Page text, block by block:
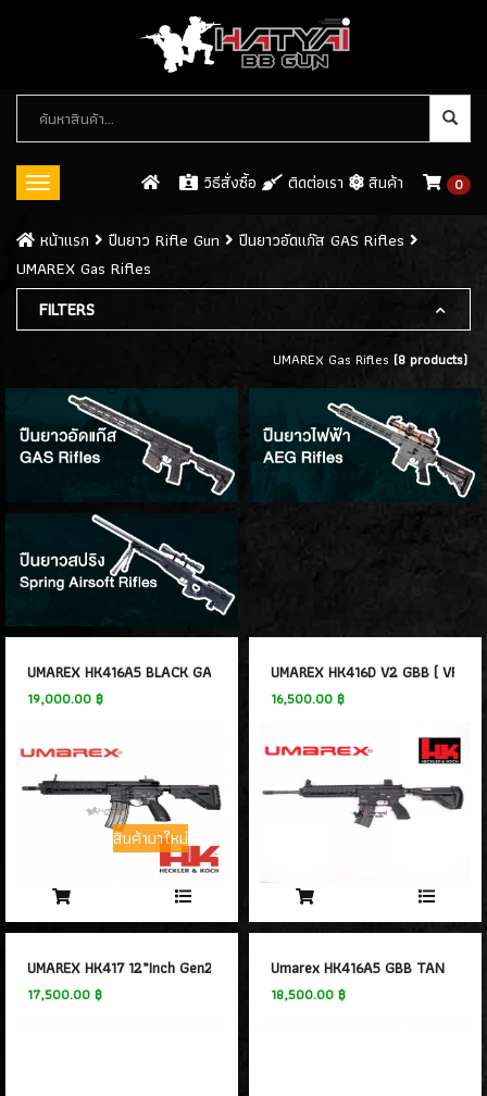
Toggle
วิธีสั่งซื้อ ติดต่อเรา สินค้า 0
หมวด
หมู่
สินค้า
ปืนบีบีกัน (BB GUN)
ปืนสั้นอัดแก็ส / GAS
ปืนสั้นอัดลมสปริง SPRING GUN
ปืนยาวอัดแก๊ส GAS RIFLES
- WE Gas Rifle(21)
- UMAREX Gas Rifles (20)
- Golden Eagle Gas Rifle
- CYBERGUN GAS Rifles
- Tokyo Marui GAS Rifle
- KJW GAS Rifle
- GHK GAS RIFLE
- KWC GAS Rifle
- PTS / KWA(2)
- APS Gas Rifle(7)
- TANAKA WORKS(1)
- King Arms GAS Rifle(1)
- Northeast
- WELL GAS Rifle(1)
- ARMY GAS Rifle
หน้าเเรก ปืนยาว Rifle Gun
ปืนยาวอัดแก๊ส GAS Rifles
UMAREX Gas Rifles
FILTERS
UMAREX Gas Rifles (8 products)
UMAREX HK416A5 BLACK GAS GBB V3
19,000.00 ฿
สินค้ามาใหม่
UMAREX HK416D V2 GBB ( VFC )
16,500.00 ฿
UMAREX HK417 12”Inch Gen2 GBB Rifle
17,500.00 ฿
Umarex HK416A5 GBB TAN
18,500.00 ฿